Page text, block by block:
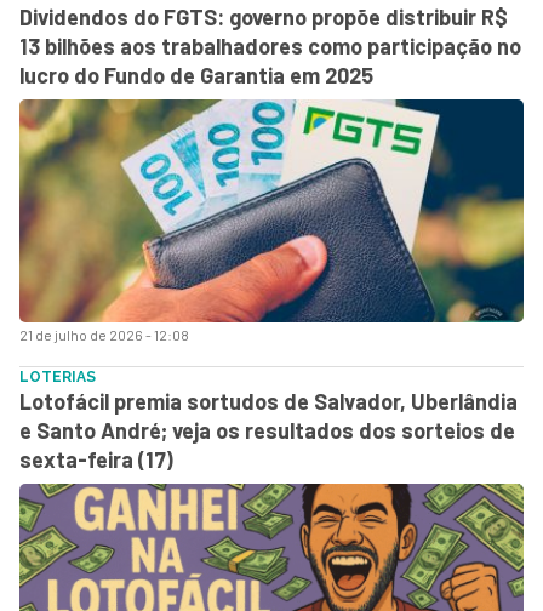
21 de julho de 2026 - 12:08
Dividendos do FGTS: governo propõe distribuir R$
13 bilhões aos trabalhadores como participação no
lucro do Fundo de Garantia em 2025
LOTERIAS
Lotofácil premia sortudos de Salvador, Uberlândia
e Santo André; veja os resultados dos sorteios de
sexta-feira (17)